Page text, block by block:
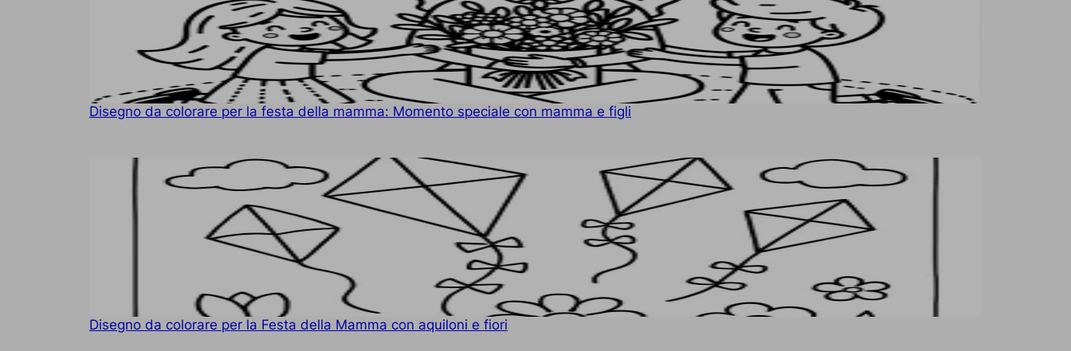
Disegno da colorare per la festa della mamma: Momento speciale con mamma e figli
Disegno da colorare per la Festa della Mamma con aquiloni e fiori